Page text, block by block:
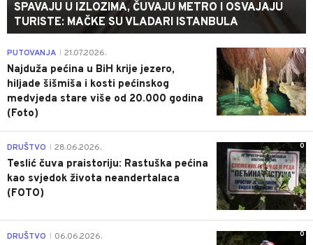
SPAVAJU U IZLOZIMA, ČUVAJU METRO I OSVAJAJU
TURISTE: MAČKE SU VLADARI ISTANBULA
0
PUTOVANJA 21.07.2026.
Najduža pećina u BiH krije jezero,
hiljade šišmiša i kosti pećinskog
medvjeda stare više od 20.000 godina
(Foto)
0
DRUŠTVO 28.06.2026.
Teslić čuva praistoriju: Rastuška pećina
kao svjedok života neandertalaca
(FOTO)
0
DRUŠTVO 06.06.2026.